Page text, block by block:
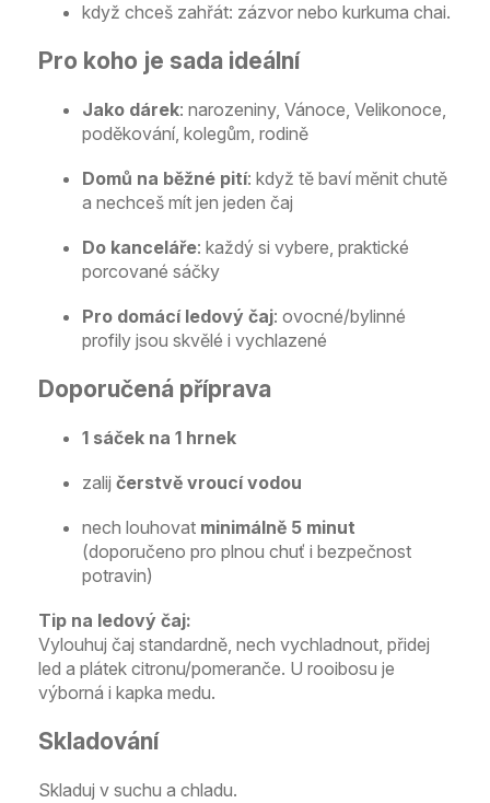
když chceš zahřát: zázvor nebo kurkuma chai.
Pro koho je sada ideální
Jako dárek: narozeniny, Vánoce, Velikonoce,
poděkování, kolegům, rodině
Domů na běžné pití: když tě baví měnit chutě
a nechceš mít jen jeden čaj
Do kanceláře: každý si vybere, praktické
porcované sáčky
Pro domácí ledový čaj: ovocné/bylinné
profily jsou skvělé i vychlazené
Doporučená příprava
1 sáček na 1 hrnek
zalij čerstvě vroucí vodou
nech louhovat minimálně 5 minut
(doporučeno pro plnou chuť i bezpečnost
potravin)
Tip na ledový čaj:
Vylouhuj čaj standardně, nech vychladnout, přidej
led a plátek citronu/pomeranče. U rooibosu je
výborná i kapka medu.
Skladování
Skladuj v suchu a chladu.